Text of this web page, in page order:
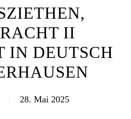
E
II V
DEUTSCH W
28. Mai 2025